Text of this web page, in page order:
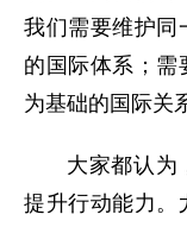
我们需要维护同
的国际体系；需
为基础的国际关
大家都认为
提升行动能力。